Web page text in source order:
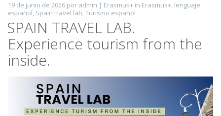
19 de junio de 2026 por admin | Erasmus+ in Erasmus+, lenguaje
español, Spain travel lab,Turismo español
SPAIN TRAVEL LAB.
Experience tourism from the
inside.